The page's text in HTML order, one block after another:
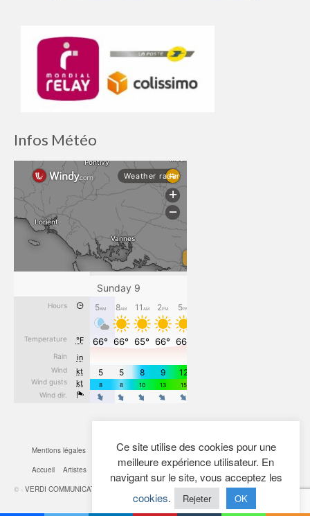
Infos Météo
Mentions légales Cookies Confidentialité Plan du site
Contact
Accueil
Artistes Actualités Boutique
Mon Compte
© - VERDI COMMUNICATION
Ce site utilise des cookies pour une
meilleure expérience utilisateur. En
navigant sur le site, vous acceptez les
cookies. Rejeter OK